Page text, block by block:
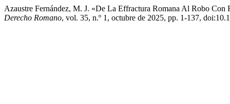
Azaustre Fernández, M. J. «De La Effractura Romana Al Robo
Derecho Romano, vol. 35, n.º 1, octubre de 2025, pp. 1-137,